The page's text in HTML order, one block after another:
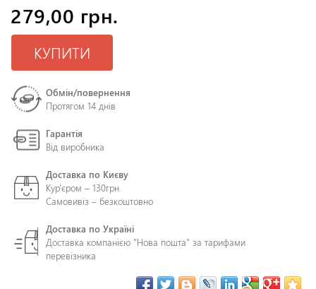
279,00 грн.
КУПИТИ
Обмін/повернення
Протягом 14 днів
Гарантія
Від виробника
Доставка по Києву
Кур'єром – 130грн.
Самовивіз – безкоштовно
Доставка по Україні
Доставка компанією "Нова пошта" за тарифами
перевізника